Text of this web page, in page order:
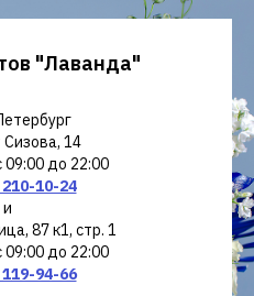
"Лаванда"
Сизова, 14
до 22:00
10-24
и
87 к1, стр. 1
до 22:00
94-66